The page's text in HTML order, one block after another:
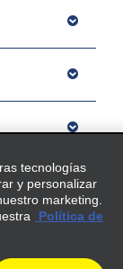
tecnologías
y personalizar
marketing.
Política de